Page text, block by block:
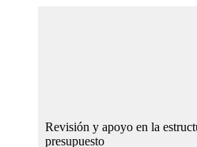
Revisión y apoyo en la
presupuesto